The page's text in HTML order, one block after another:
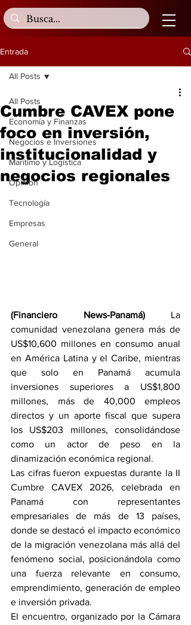
Entrada
All Posts
Economía y Finanzas
Negocios e Inversiones
Marítimo y Logística
Opinión
Tecnología
Empresas
General
All Posts
Cumbre CAVEX pone
foco en inversión,
institucionalidad y
negocios regionales
(Financiero News-Panamá) La
comunidad venezolana genera más de
US$10,600 millones en consumo anual
en América Latina y el Caribe, mientras
que solo en Panamá acumula
inversiones superiores a US$1,800
millones, más de 40,000 empleos
directos y un aporte fiscal que supera
los US$203 millones, consolidándose
como un actor de peso en la
dinamización económica regional.
Las cifras fueron expuestas durante la II
Cumbre CAVEX 2026, celebrada en
Panamá con representantes
empresariales de más de 13 países,
donde se destacó el impacto económico
de la migración venezolana más allá del
fenómeno social, posicionándola como
una fuerza relevante en consumo,
emprendimiento, generación de empleo
e inversión privada.
El encuentro, organizado por la Cámara